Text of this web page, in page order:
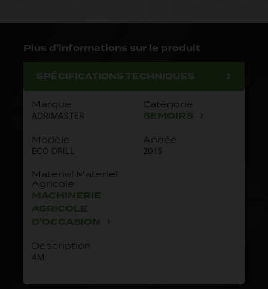
Plus d'informations sur le produit
SPÉCIFICATIONS TECHNIQUES
Marque
AGRIMASTER
Catégorie
SEMOIRS
Modèle
ECO DRILL
Description
4M
Année
2015
Materiel Materiel
Agricole
MACHINERIE
AGRICOLE
D'OCCASION